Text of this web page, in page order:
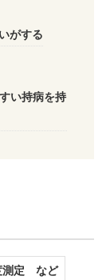
がする
い持病を持
測定 など